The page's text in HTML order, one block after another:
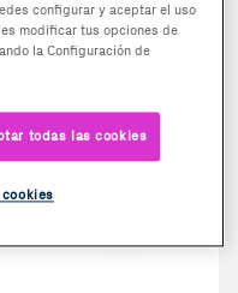
configurar y aceptar el uso
modificar tus opciones de
la Configuración de
todas las cookies